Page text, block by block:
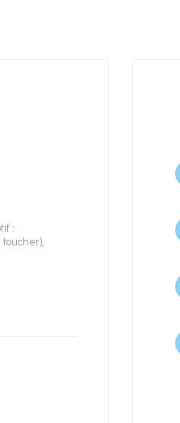
:
toucher),